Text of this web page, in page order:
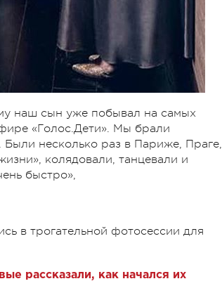
наш сын уже побывал на самых
«Голос.Дети». Мы брали
несколько раз в Париже, Праге,
колядовали, танцевали и
быстро»,
в трогательной фотосессии для
рассказали, как начался их